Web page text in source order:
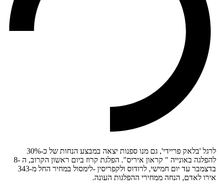
לרגל 'בלאק פריידי', גם מנו ספנות יצאה במבצע הנחות של כ-30%
להפלגה באונייה " קראון איריס". הפלגת קרוז ביום ראשון הקרוב, ה -8
בדצמבר עד יום חמישי, לרודוס ולקפריסין -לימסול במחיר החל מ-343
אירו לאדם, הנחה ממחירי ההפלגות העונה.